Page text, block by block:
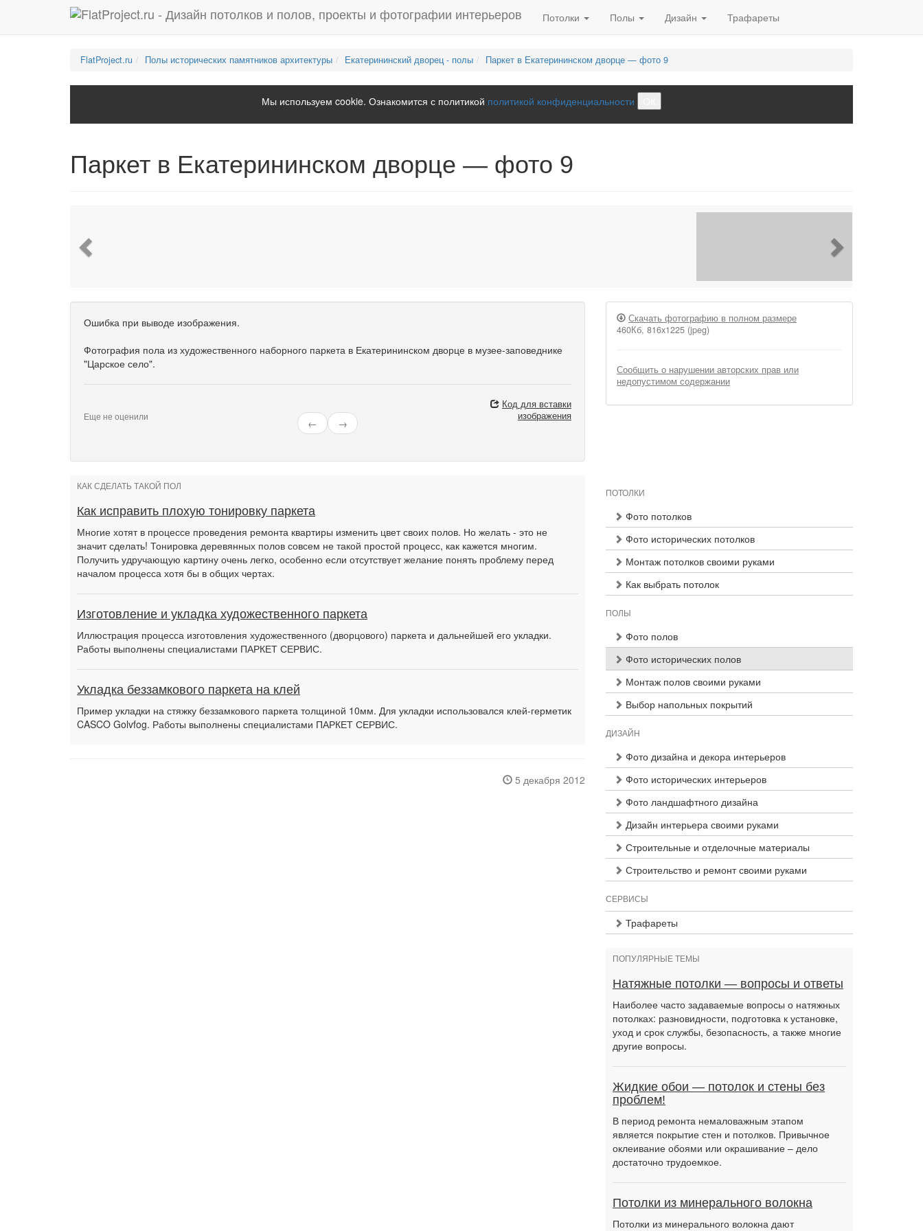
Потолки Полы Дизайн Трафареты
FlatProject.ru Полы исторических памятников архитектуры Екатерининский дворец - полы Паркет в Екатерининском дворце — фото 9
Мы используем cookie. Ознакомится с политикой политикой конфиденциальности
Паркет в Екатерининском дворце — фото 9
Ошибка при выводе изображения.
Фотография пола из художественного наборного паркета в Екатерининском дворце в музее-заповеднике
"Царское село".
Еще не оценили
← →
Код для вставки
изображения
Скачать фотографию в полном размере
460Кб, 816x1225 (jpeg)
Сообщить о нарушении авторских прав или
недопустимом содержании
КАК СДЕЛАТЬ ТАКОЙ ПОЛ
Как исправить плохую тонировку паркета
Многие хотят в процессе проведения ремонта квартиры изменить цвет своих полов. Но желать - это не
значит сделать! Тонировка деревянных полов совсем не такой простой процесс, как кажется многим.
Получить удручающую картину очень легко, особенно если отсутствует желание понять проблему перед
началом процесса хотя бы в общих чертах.
Изготовление и укладка художественного паркета
Иллюстрация процесса изготовления художественного (дворцового) паркета и дальнейшей его укладки.
Работы выполнены специалистами ПАРКЕТ СЕРВИС.
Укладка беззамкового паркета на клей
Пример укладки на стяжку беззамкового паркета толщиной 10мм. Для укладки использовался клей-герметик
CASCO Golvfog. Работы выполнены специалистами ПАРКЕТ СЕРВИС.
5 декабря 2012
ПОТОЛКИ
Фото потолков
Фото исторических потолков
Монтаж потолков своими руками
Как выбрать потолок
ПОЛЫ
Фото полов
Фото исторических полов
Монтаж полов своими руками
Выбор напольных покрытий
ДИЗАЙН
Фото дизайна и декора интерьеров
Фото исторических интерьеров
Фото ландшафтного дизайна
Дизайн интерьера своими руками
Строительные и отделочные материалы
Строительство и ремонт своими руками
СЕРВИСЫ
Трафареты
ПОПУЛЯРНЫЕ ТЕМЫ
Натяжные потолки — вопросы и ответы
Наиболее часто задаваемые вопросы о натяжных
потолках: разновидности, подготовка к установке,
уход и срок службы, безопасность, а также многие
другие вопросы.
Жидкие обои — потолок и стены без
проблем!
В период ремонта немаловажным этапом
является покрытие стен и потолков. Привычное
оклеивание обоями или окрашивание – дело
достаточно трудоемкое.
Потолки из минерального волокна
Потолки из минерального волокна дают